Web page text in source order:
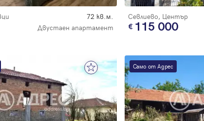
72 кв.м.
Двустаен апартамент
Севлиево, Център
115 000
Само от Адрес